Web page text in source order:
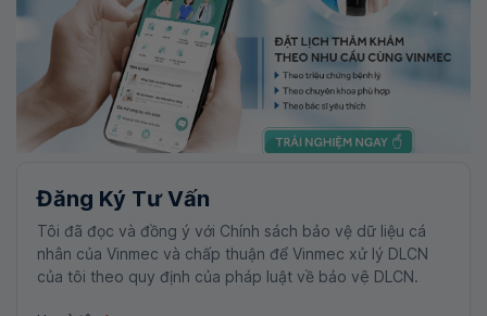
Đăng Ký Tư Vấn
Tôi đã đọc và đồng ý với Chính sách bảo vệ dữ liệu cá
nhân của Vinmec và chấp thuận để Vinmec xử lý DLCN
của tôi theo quy định của pháp luật về bảo vệ DLCN.